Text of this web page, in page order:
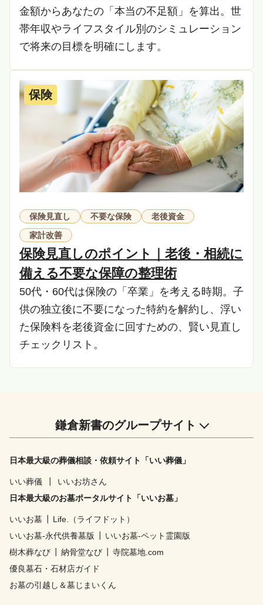
金額からあなたの「本当の不足額」を算出。世
帯年収やライフスタイル別のシミュレーション
で将来の目標を明確にします。
保険
保険見直し 不要な保険
老後資金
家計改善
保険見直しのポイント｜老後・相続に
備える不要な保障の整理術
50代・60代は保険の「卒業」を考える時期。子
供の独立後に不要になった特約を解約し、浮い
た保険料を老後資金に回すための、賢い見直し
チェックリスト。
鎌倉新書のグループサイト
日本最大級の葬儀相談・依頼サイト「いい葬儀」
いい葬儀
いいお坊さん
日本最大級のお墓ポータルサイト「いいお墓」
いいお墓
Life.（ライフドット）
いいお墓-永代供養墓版
いいお墓-ペット霊園版
樹木葬なび
納骨堂なび
寺院墓地.com
優良墓石・石材店ガイド
お墓の引越し＆墓じまいくん